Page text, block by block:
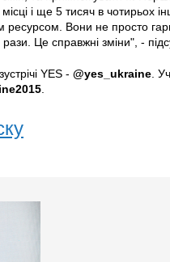
і ще 5 тисяч в чотирьох
Вони не просто
Це справжні зміни", -
YES - @yes_ukraine .